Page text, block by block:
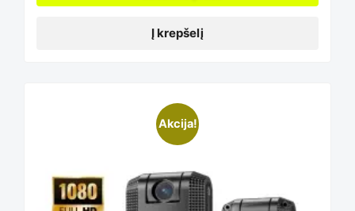
Į krepšelį
Akcija!
product